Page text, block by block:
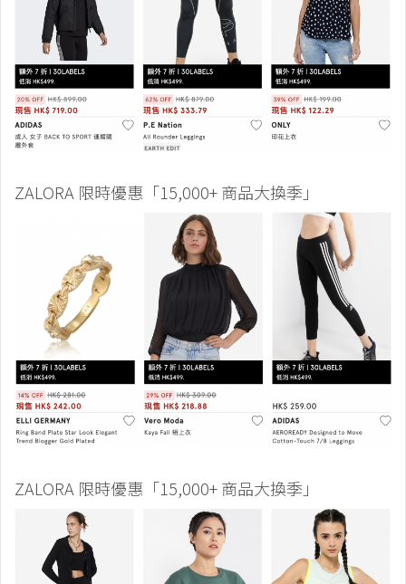
ZALORA 限時優惠「15,000+ 商品大換季」
ZALORA 限時優惠「15,000+ 商品大換季」